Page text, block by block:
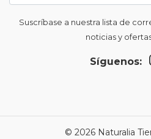
Suscríbase a nuestra lista de
noticias y
Síguenos:
© 2026 Naturalia